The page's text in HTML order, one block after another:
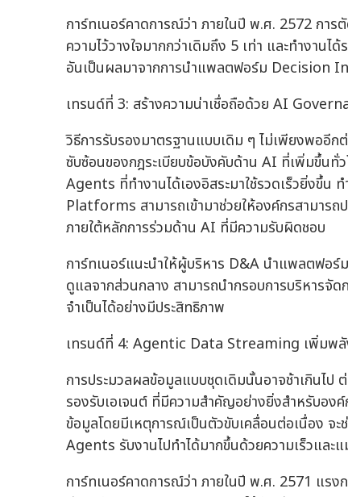
การ์ทเนอร์คาดการณ์ว่า ภายในปี พ.ศ. 2572 การ
ความไว้วางใจมากกว่าเดิมถึง 5 เท่า และทำงาน
อันเป็นผลมาจากการนำแพลตฟอร์ม Decision
เทรนด์ที่ 3: สร้างความน่าเชื่อถือด้วย AI
วิธีการรับรองมาตรฐานแบบเดิม ๆ ไม่เพียงพออี
ซับซ้อนของกฎระเบียบข้อบังคับด้าน AI ที่เพิ่มขึ้นทั่
Agents ที่ทำงานได้เองอิสระมาใช้รวดเร็วยิ่งขึ้
Platforms สามารถเข้ามาช่วยให้องค์กรสามาร
ภายใต้หลักการร่วมด้าน AI ที่มีความรับผิดชอบ
การ์ทเนอร์แนะนำให้ผู้บริหาร D&A นำแพลตฟอร์
ดูแลจากส่วนกลาง สามารถนำกรอบการบริหารจัด
จำเป็นได้อย่างมีประสิทธิภาพ
เทรนด์ที่ 4: Agentic Data Streaming เพิ่มพลั
การประมวลผลข้อมูลแบบชุดเดิมนั้นอาจช้าเกิน
รองรับเอเจนต์ ที่มีความสำคัญอย่างยิ่งสำหรับอง
ข้อมูลโดยมีเหตุการณ์เป็นตัวขับเคลื่อนต่อเนื่อง จ
Agents รับงานไปทำได้มากขึ้นด้วยความเร็วและ
การ์ทเนอร์คาดการณ์ว่า ภายในปี พ.ศ. 2571 แร